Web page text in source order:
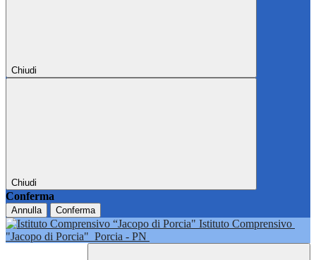
Chiudi
Chiudi
Conferma
Annulla Conferma
Istituto Comprensivo
"Jacopo di Porcia" Porcia - PN